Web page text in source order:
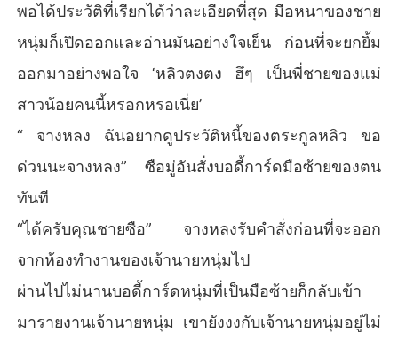
พอได้ประวัติที่เรียกได้ว่าละเอียดที่สุด มือหนาของชาย
หนุ่มก็เปิดออกและอ่านมันอย่างใจเย็น ก่อนที่จะยกยิ้ม
ออกมาอย่างพอใจ ‘หลิวตงตง ฮึๆ เป็นพี่ชายของแม่
สาวน้อยคนนี้หรอกหรอเนี่ย’
“ จางหลง ฉันอยากดูประวัติหนี้ของตระกูลหลิว ขอ
ด่วนนะจางหลง” ซือมู่อันสั่งบอดี้การ์ดมือซ้ายของตน
ทันที
“ได้ครับคุณชายซือ” จางหลงรับคำสั่งก่อนที่จะออก
จากห้องทำงานของเจ้านายหนุ่มไป
ผ่านไปไม่นานบอดี้การ์ดหนุ่มที่เป็นมือซ้ายก็กลับเข้า
มารายงานเจ้านายหนุ่ม เขายังงงกับเจ้านายหนุ่มอยู่ไม่